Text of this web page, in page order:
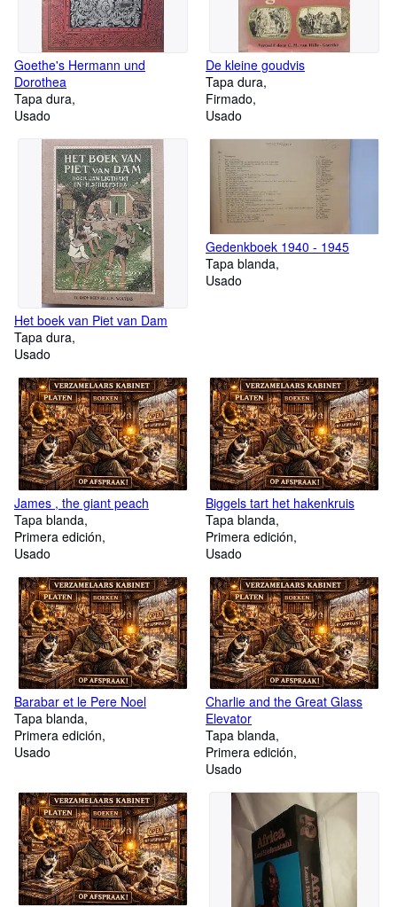
Goethe's Hermann und
Dorothea
Tapa dura
Usado
De kleine goudvis
Tapa dura
Firmado
Usado
Het boek van Piet van Dam
Tapa dura
Usado
Gedenkboek 1940 - 1945
Tapa blanda
Usado
James , the giant peach
Tapa blanda
Primera edición
Usado
Biggels tart het hakenkruis
Tapa blanda
Primera edición
Usado
Barabar et le Pere Noel
Tapa blanda
Primera edición
Usado
Charlie and the Great Glass
Elevator
Tapa blanda
Primera edición
Usado